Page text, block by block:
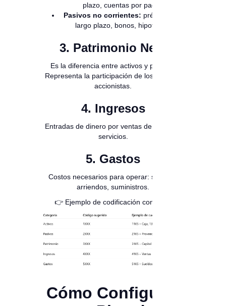
plazo, cuentas por pagar.
Pasivos no corrientes: préstamos a
largo plazo, bonos, hipotecas.
3. Patrimonio Neto
Es la diferencia entre activos y pasivos.
Representa la participación de los socios o
accionistas.
4. Ingresos
Entradas de dinero por ventas de bienes o
servicios.
5. Gastos
Costos necesarios para operar: salarios,
arriendos, suministros.
👉 Ejemplo de codificación contable:
Cómo Configurar